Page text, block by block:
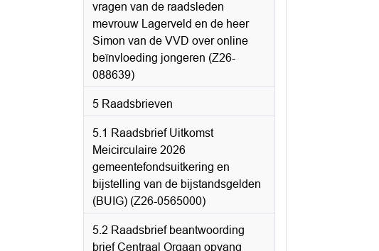
vragen van de raadsleden
mevrouw Lagerveld en de heer
Simon van de VVD over online
beïnvloeding jongeren (Z26-
088639)
5 Raadsbrieven
5.1 Raadsbrief Uitkomst
Meicirculaire 2026
gemeentefondsuitkering en
bijstelling van de bijstandsgelden
(BUIG) (Z26-0565000)
5.2 Raadsbrief beantwoording
brief Centraal Orgaan opvang